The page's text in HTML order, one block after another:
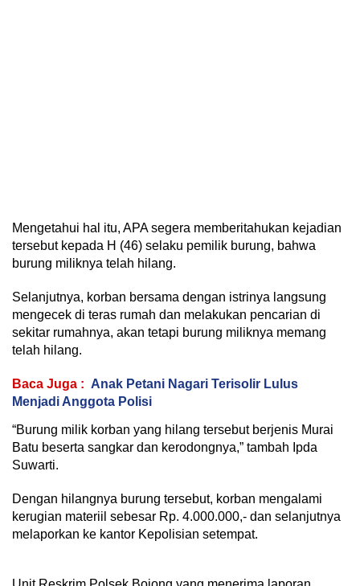
Mengetahui hal itu, APA segera memberitahukan kejadian
tersebut kepada H (46) selaku pemilik burung, bahwa
burung miliknya telah hilang.
Selanjutnya, korban bersama dengan istrinya langsung
mengecek di teras rumah dan melakukan pencarian di
sekitar rumahnya, akan tetapi burung miliknya memang
telah hilang.
Baca Juga : Anak Petani Nagari Terisolir Lulus
Menjadi Anggota Polisi
“Burung milik korban yang hilang tersebut berjenis Murai
Batu beserta sangkar dan kerodongnya,” tambah Ipda
Suwarti.
Dengan hilangnya burung tersebut, korban mengalami
kerugian materiil sebesar Rp. 4.000.000,- dan selanjutnya
melaporkan ke kantor Kepolisian setempat.